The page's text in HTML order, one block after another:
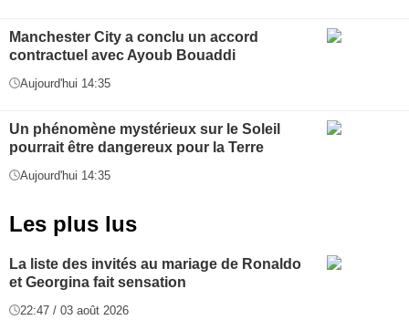
Manchester City a conclu un accord
contractuel avec Ayoub Bouaddi
Aujourd'hui 14:35
Un phénomène mystérieux sur le Soleil
pourrait être dangereux pour la Terre
Aujourd'hui 14:35
Les plus lus
La liste des invités au mariage de Ronaldo
et Georgina fait sensation
22:47 / 03 août 2026